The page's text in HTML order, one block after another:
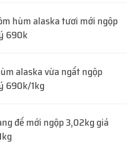
hùm alaska tươi mới ngộp
690k
alaska vừa ngất ngộp
690k/1kg
đế mới ngộp 3,02kg giá